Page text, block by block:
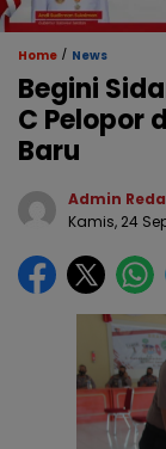
Home / News
Begini
C Pelopor
Baru
Admin
Kamis, 24